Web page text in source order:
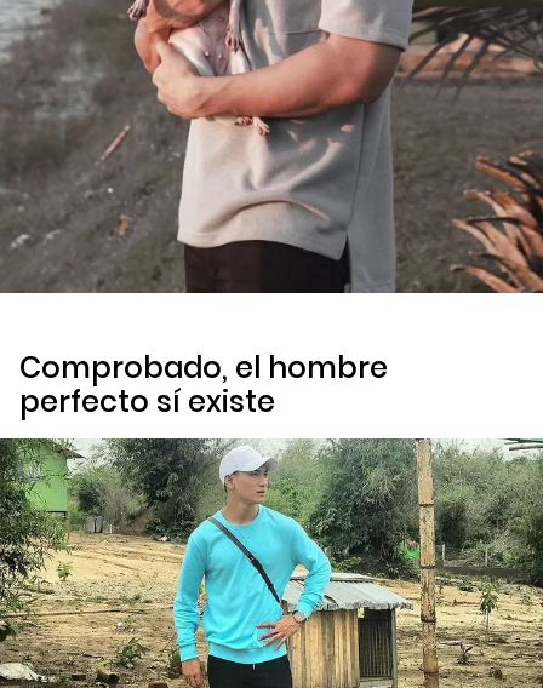
Comprobado, el hombre
perfecto sí existe